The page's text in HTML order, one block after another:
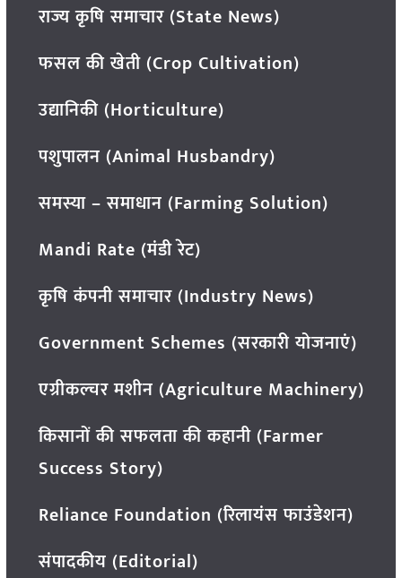
राज्य कृषि समाचार (State News)
फसल की खेती (Crop Cultivation)
उद्यानिकी (Horticulture)
पशुपालन (Animal Husbandry)
समस्या – समाधान (Farming Solution)
Mandi Rate (मंडी रेट)
कृषि कंपनी समाचार (Industry News)
Government Schemes (सरकारी योजनाएं)
एग्रीकल्चर मशीन (Agriculture Machinery)
किसानों की सफलता की कहानी (Farmer
Success Story)
Reliance Foundation (रिलायंस फाउंडेशन)
संपादकीय (Editorial)